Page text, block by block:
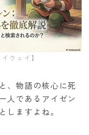
ウェイ】
、物語の核心に死
人であるアイゼン
しますよね。